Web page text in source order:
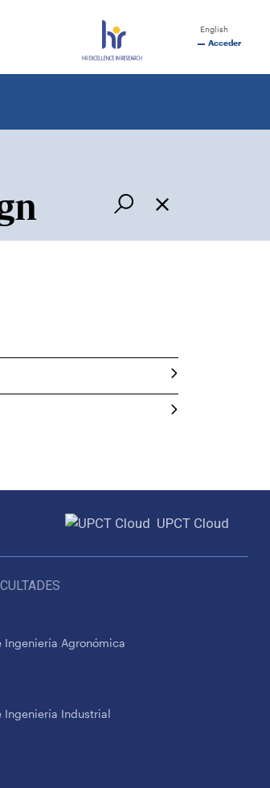
English
Acceder
UPCT Cloud
Ingeniería Agronómica
Ingeniería Industrial